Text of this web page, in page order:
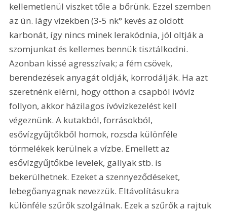
kellemetlenül viszket tőle a bőrünk. Ezzel szemben
az ún. lágy vizekben (3-5 nk° kevés az oldott
karbonát, így nincs minek lerakódnia, jól oltják a
szomjunkat és kellemes bennük tisztálkodni.
Azonban kissé agresszívak; a fém csövek,
berendezések anyagát oldják, korrodálják. Ha azt
szeretnénk elérni, hogy otthon a csapból ivóvíz
follyon, akkor házilagos ívóvizkezelést kell
végeznünk. A kutakból, forrásokból,
esővízgyűjtőkből homok, rozsda különféle
törmelékek kerülnek a vízbe. Emellett az
esővízgyűjtőkbe levelek, gallyak stb. is
bekerülhetnek. Ezeket a szennyeződéseket,
lebegőanyagnak nevezzük. Eltávolításukra
különféle szűrők szolgálnak. Ezek a szűrők a rajtuk